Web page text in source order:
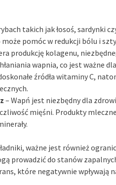
takich jak łosoś, sardynki
może pomóc w redukcji bólu i
produkcję kolagenu,
wapnia, co jest ważne dla
źródła witaminy C,
– Wapń jest niezbędny dla
mięśni. Produkty
ważne jest również
prowadzić do stanów
które negatywnie wpływają